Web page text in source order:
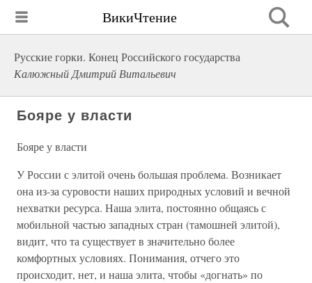
ВикиЧтение
Русские горки. Конец Российского государства
Калюжный Дмитрий Витальевич
Бояре у власти
Бояре у власти
У России с элитой очень большая проблема. Возникает
она из-за суровости наших природных условий и вечной
нехватки ресурса. Наша элита, постоянно общаясь с
мобильной частью западных стран (тамошней элитой),
видит, что та существует в значительно более
комфортных условиях. Понимания, отчего это
происходит, нет, и наша элита, чтобы «догнать» по